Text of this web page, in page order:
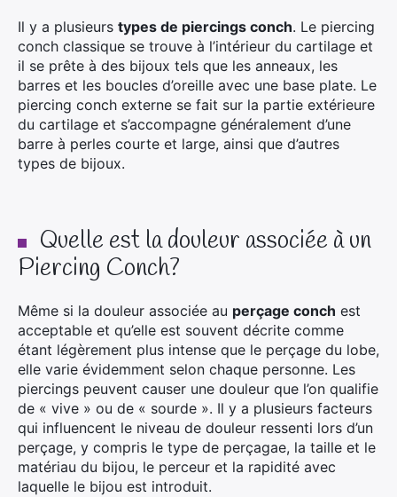
Il y a plusieurs types de piercings conch. Le piercing
conch classique se trouve à l’intérieur du cartilage et
il se prête à des bijoux tels que les anneaux, les
barres et les boucles d’oreille avec une base plate. Le
piercing conch externe se fait sur la partie extérieure
du cartilage et s’accompagne généralement d’une
barre à perles courte et large, ainsi que d’autres
types de bijoux.
Quelle est la douleur associée à un
Piercing Conch?
Même si la douleur associée au perçage conch est
acceptable et qu’elle est souvent décrite comme
étant légèrement plus intense que le perçage du lobe,
elle varie évidemment selon chaque personne. Les
piercings peuvent causer une douleur que l’on qualifie
de « vive » ou de « sourde ». Il y a plusieurs facteurs
qui influencent le niveau de douleur ressenti lors d’un
perçage, y compris le type de perçagae, la taille et le
matériau du bijou, le perceur et la rapidité avec
laquelle le bijou est introduit.